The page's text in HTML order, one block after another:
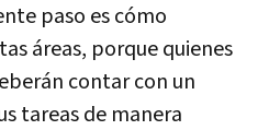
paso es cómo
áreas, porque quienes
contar con un
tareas de manera